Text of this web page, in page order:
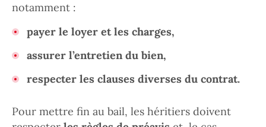
notamment :
payer le loyer et les charges,
assurer l’entretien du bien,
respecter les clauses diverses du contrat.
Pour mettre fin au bail, les héritiers doivent